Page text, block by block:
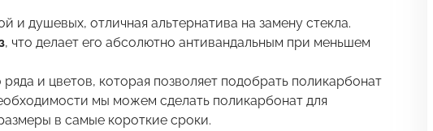
и душевых, отличная альтернатива на замену стекла.
, что делает его абсолютно антивандальным при меньшем
и цветов, которая позволяет подобрать поликарбонат
мы можем сделать поликарбонат для
в самые короткие сроки.